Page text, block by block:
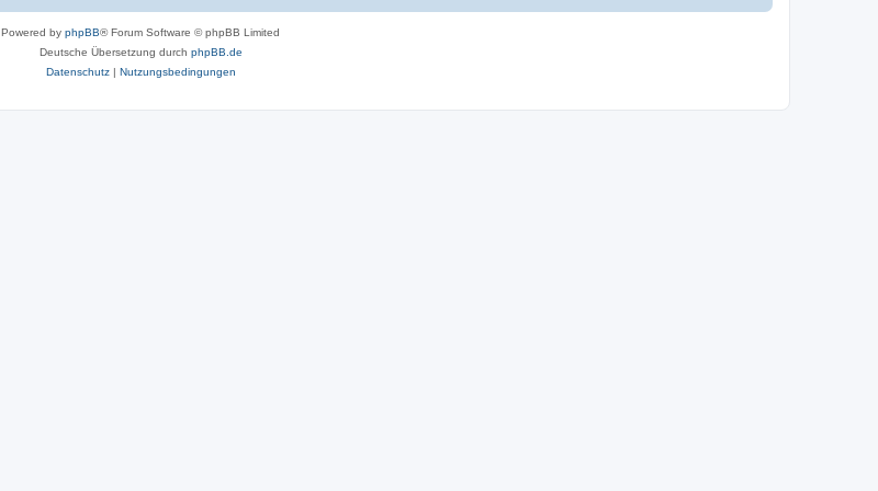
Powered by phpBB® Forum Software © phpBB Limited
Deutsche Übersetzung durch phpBB.de
Datenschutz| Nutzungsbedingungen